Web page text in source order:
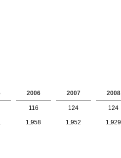
2006 2007 2008
116 124 124
1,958 1,952 1,929